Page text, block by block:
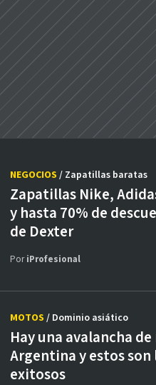
Zapatillas Nike,
y hasta 70% de
de Dexter
NEGOCIOS / Zapatillas baratas
PoriProfesional
Hay una avalancha
Argentina y estos son
exitosos
MOTOS / Dominio asiático